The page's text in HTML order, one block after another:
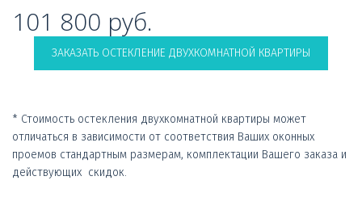
101 800 руб.
ЗАКАЗАТЬ ОСТЕКЛЕНИЕ ДВУХКОМНАТНОЙ КВАРТИРЫ
* Стоимость остекления двухкомнатной квартиры может
отличаться в зависимости от соответствия Ваших оконных
проемов стандартным размерам, комплектации Вашего заказа и
действующих  скидок.